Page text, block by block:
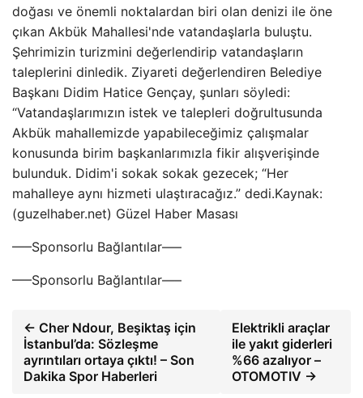
doğası ve önemli noktalardan biri olan denizi ile öne
çıkan Akbük Mahallesi'nde vatandaşlarla buluştu.
Şehrimizin turizmini değerlendirip vatandaşların
taleplerini dinledik. Ziyareti değerlendiren Belediye
Başkanı Didim Hatice Gençay, şunları söyledi:
“Vatandaşlarımızın istek ve talepleri doğrultusunda
Akbük mahallemizde yapabileceğimiz çalışmalar
konusunda birim başkanlarımızla fikir alışverişinde
bulunduk. Didim'i sokak sokak gezecek; “Her
mahalleye aynı hizmeti ulaştıracağız.” dedi.Kaynak:
(guzelhaber.net) Güzel Haber Masası
—–Sponsorlu Bağlantılar—–
—–Sponsorlu Bağlantılar—–
← Cher Ndour, Beşiktaş için
İstanbul’da: Sözleşme
ayrıntıları ortaya çıktı! – Son
Dakika Spor Haberleri
Elektrikli araçlar
ile yakıt giderleri
%66 azalıyor –
OTOMOTIV →